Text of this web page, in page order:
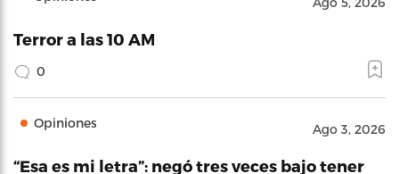
Terror a las 10 AM
0
Opiniones Ago 3, 2026
“Esa es mi letra”: negó tres veces bajo tener